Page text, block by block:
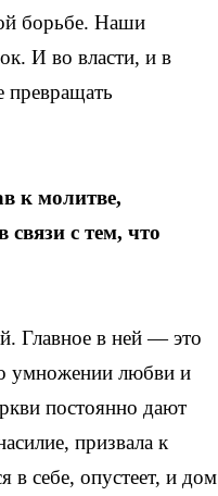
борьбе. Наши
И во власти, и в
превращать
к молитве,
с тем, что
Главное в ней — это
умножении любви и
постоянно дают
призвала к
в себе, опустеет, и дом